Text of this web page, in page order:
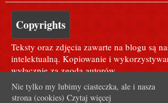
Copyrights
Teksty oraz zdjęcia zawarte na blogu są
intelektualną. Kopiowanie i
wyłącznie za zgodą autorów.
Dla Agusi ;* <3
Nie tylko my lubimy ciasteczka, ale i nasza
strona (cookies) Czytaj więcej